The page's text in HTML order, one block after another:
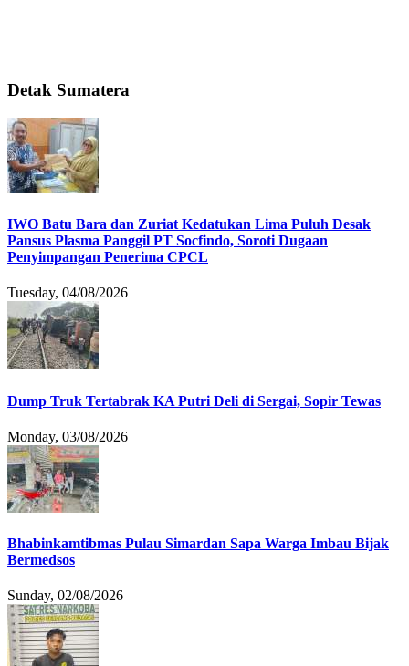
Detak Sumatera
IWO Batu Bara dan Zuriat Kedatukan Lima Puluh Desak
Pansus Plasma Panggil PT Socfindo, Soroti Dugaan
Penyimpangan Penerima CPCL
Tuesday, 04/08/2026
Dump Truk Tertabrak KA Putri Deli di Sergai, Sopir Tewas
Monday, 03/08/2026
Bhabinkamtibmas Pulau Simardan Sapa Warga Imbau Bijak
Bermedsos
Sunday, 02/08/2026